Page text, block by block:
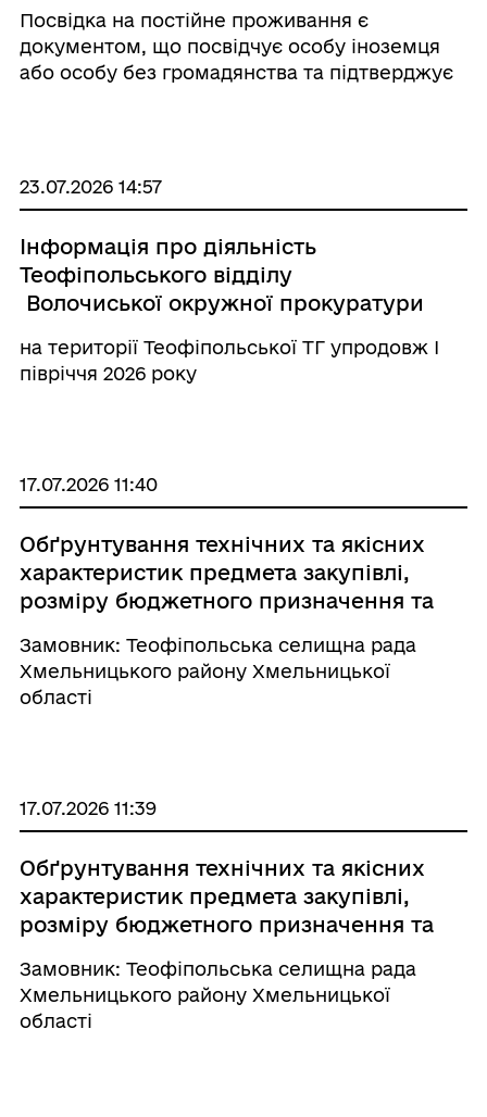
Посвідка на постійне проживання є
документом, що посвідчує особу іноземця
або особу без громадянства та підтверджує
23.07.2026 14:57
Інформація про діяльність
Теофіпольського відділу
Волочиської окружної прокуратури
на території Теофіпольської ТГ упродовж І
півріччя 2026 року
17.07.2026 11:40
Обґрунтування технічних та якісних
характеристик предмета закупівлі,
розміру бюджетного призначення та
закупівлі
Замовник: Теофіпольська селищна рада
Хмельницького району Хмельницької
області
17.07.2026 11:39
Обґрунтування технічних та якісних
характеристик предмета закупівлі,
розміру бюджетного призначення та
закупівлі
Замовник: Теофіпольська селищна рада
Хмельницького району Хмельницької
області